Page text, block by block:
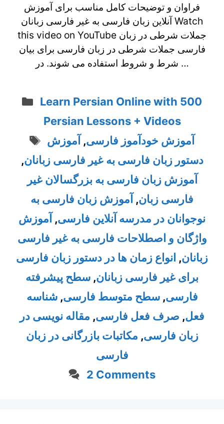
فراوان و توضیحات کامل مناسب برای آموزش
آنلاین زبان فارسی به غیر فارسی زبانان Watch
this video on YouTube جملات شرطی در زبان
فارسی جملات شرطی در زبان فارسی برای بیان
شرط و شروط استفاده می شوند. در …
Categories
Learn Persian Online with 500
Persian Lessons + Videos
Tags
آموزش خودآموز فارسی, آموزش
دستور زبان فارسی به غیر فارسی زبانان,
آموزش زبان فارسی به بزرگسالان غیر
فارسی زبان, آموزش زبان فارسی به
نوجوانان در مدرسه آنلاین فارسی, آموزش
واژگان و اصطلاحات فارسی به غیر فارسی
زبانان, انواع زمان ها در دستور زبان فارسی
برای غیر فارسی زبانان, سطح پیشرفته
فارسی,سطح متوسط فارسی,شناسه
فعل, صرف فعل فارسی, مقاله نویسی در
زبان فارسی, مکاتبات بازرگانی در زبان
فارسی
2 Comments